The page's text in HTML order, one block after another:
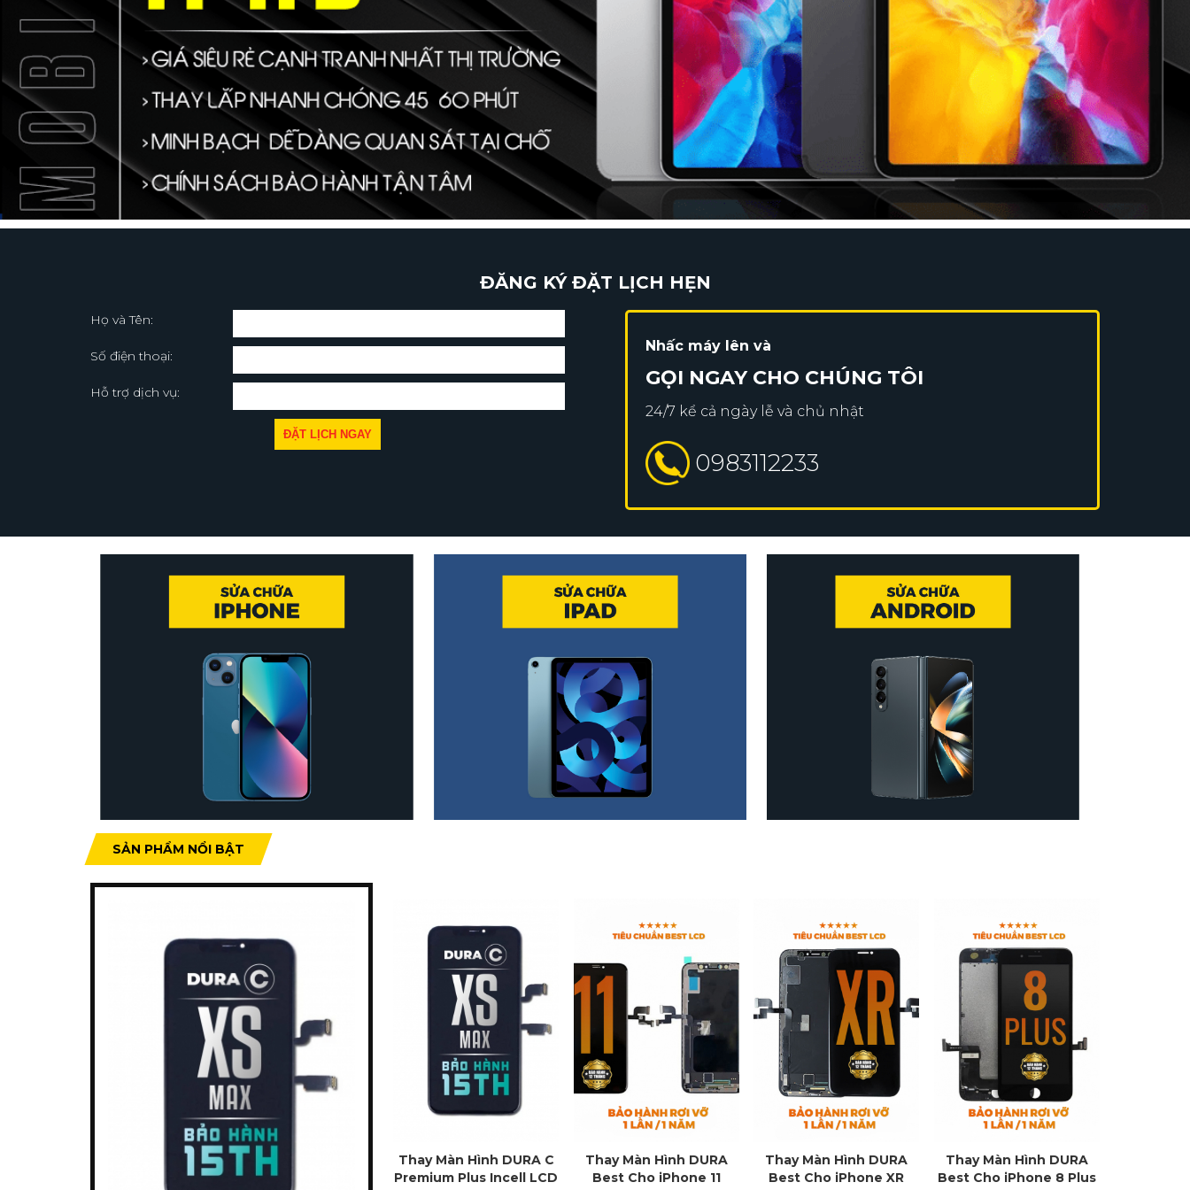
ĐĂNG KÝ ĐẶT LỊCH HẸN
Họ và Tên:
Số điện thoại:
Hỗ trợ dịch vụ:
ĐẶT LỊCH NGAY
Nhấc máy lên và
GỌI NGAY CHO CHÚNG TÔI
24/7 kể cả ngày lễ và chủ nhật
0983112233
SẢN PHẨM NỔI BẬT
Thay Màn Hình DURA C
Premium Plus Incell LCD
Thay Màn Hình DURA
Best Cho iPhone 11
Thay Màn Hình DURA
Best Cho iPhone XR
Thay Màn Hình DURA
Best Cho iPhone 8 Plus